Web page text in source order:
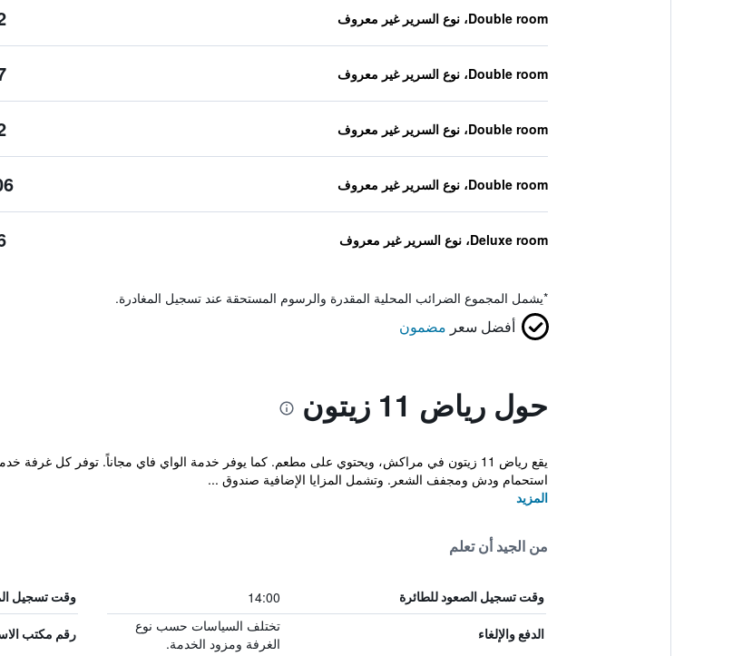
Double room، نوع السرير غير معروف
Double room، نوع السرير غير معروف
Double room، نوع السرير غير معروف
Double room، نوع السرير غير معروف
Deluxe room، نوع السرير غير معروف
*يشمل المجموع الضرائب المحلية المقدرة والرسوم المستحقة عند تسجيل المغادرة.
أفضل سعر مضمون
حول رياض 11 زيتون
يقع رياض 11 زيتون في مراكش، ويحتوي على مطعم. كما يوفر خدمة الواي فاي مجاناً. توفر كل
استحمام ودش ومجفف الشعر. وتشمل المزايا الإضافية صندوق ...
المزيد
من الجيد أن تعلم
وقت تسجيل الصعود للطائرة 14:00 وقت تسجيل
الدفع والإلغاء
تختلف السياسات حسب نوع
الغرفة ومزود الخدمة.
رقم مكتب